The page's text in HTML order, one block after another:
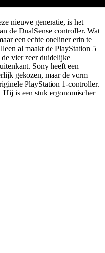
nieuwe generatie, is het
de DualSense-controller. Wat
een echte oneliner erin te
al maakt de PlayStation 5
vier zeer duidelijke
Sony heeft een
gekozen, maar de vorm
PlayStation 1-controller.
Hij is een stuk ergonomischer